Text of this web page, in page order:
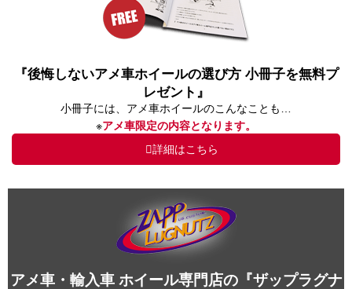
『後悔しないアメ車ホイールの選び方 小冊子を無料プ
レゼント』
小冊子には、アメ車ホイールのこんなことも…
※アメ車限定の内容となります。
詳細はこちら
アメ車・輸入車 ホイール専門店の『ザップラグナ